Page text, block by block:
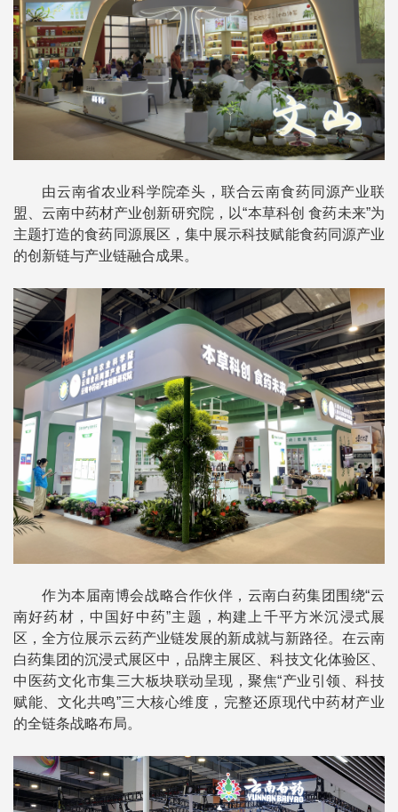
由云南省农业科学院牵头，联合云南食药同源产业联
盟、云南中药材产业创新研究院，以“本草科创 食药未来”为
主题打造的食药同源展区，集中展示科技赋能食药同源产业
的创新链与产业链融合成果。
作为本届南博会战略合作伙伴，云南白药集团围绕“云
南好药材，中国好中药”主题，构建上千平方米沉浸式展
区，全方位展示云药产业链发展的新成就与新路径。在云南
白药集团的沉浸式展区中，品牌主展区、科技文化体验区、
中医药文化市集三大板块联动呈现，聚焦“产业引领、科技
赋能、文化共鸣”三大核心维度，完整还原现代中药材产业
的全链条战略布局。